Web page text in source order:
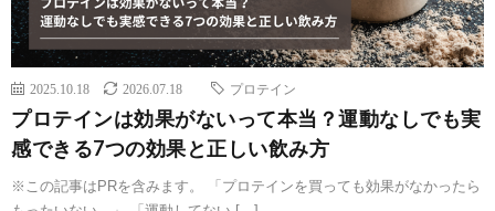
2025.10.18 2026.07.18 プロテイン
プロテインは効果がないって本当？運動なしでも実
感できる7つの効果と正しい飲み方
※この記事はPRを含みます。 「プロテインを買っても効果がなかったら